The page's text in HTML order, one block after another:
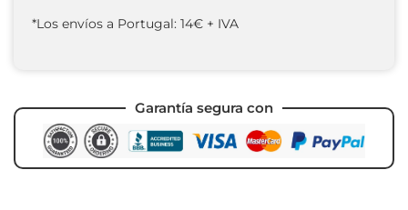
*Los envíos a Portugal: 14€ + IVA
Garantía segura con